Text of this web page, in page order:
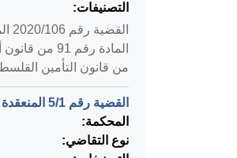
التصنيفات:
من قانون التأمين القلسطيني رقم (20)
القضية رقم ‎1‏/‎5‏ المنعقدة في المحكمة الدستورية العليا بتاريخ ‎2020-02-24‏
المحكمة:
نوع التقاضي: